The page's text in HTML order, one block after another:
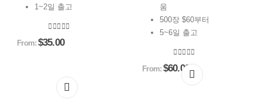
chosen
the
chosen
the
1~2일 출고
From: $35.00
chosen
on
product
page
chosen
on
product
page
움
500장 $60부터
5~6일 출고
out of 5
From: $60.00
This
product
This
product
This
product
This
product